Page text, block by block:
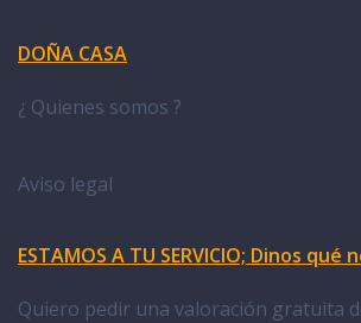
DOÑA CASA
¿ Quienes somos ?
Aviso legal
ESTAMOS A TU SERVICIO; Dinos qué
Quiero pedir una valoración gratuita